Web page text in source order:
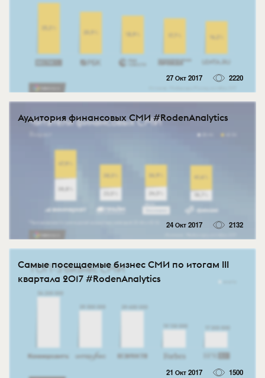
27 Окт 2017 2220
Аудитория финансовых СМИ #RodenAnalytics
24 Окт 2017 2132
Самые посещаемые бизнес СМИ по итогам III
квартала 2017 #RodenAnalytics
21 Окт 2017 1500